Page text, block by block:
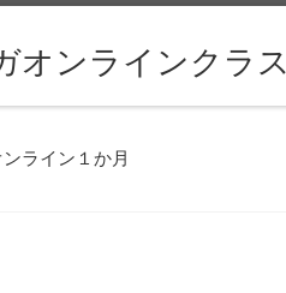
オンラインクラス
ンライン１か月